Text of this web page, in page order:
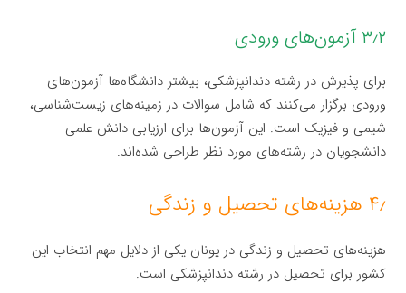
۳٫۲ آزمون‌های ورودی
برای پذیرش در رشته دندانپزشکی، بیشتر دانشگاه‌ها آزمون‌های
ورودی برگزار می‌کنند که شامل سوالات در زمینه‌های زیست‌شناسی،
شیمی و فیزیک است. این آزمون‌ها برای ارزیابی دانش علمی
دانشجویان در رشته‌های مورد نظر طراحی شده‌اند.
۴٫ هزینه‌های تحصیل و زندگی
هزینه‌های تحصیل و زندگی در یونان یکی از دلایل مهم انتخاب این
کشور برای تحصیل در رشته دندانپزشکی است.